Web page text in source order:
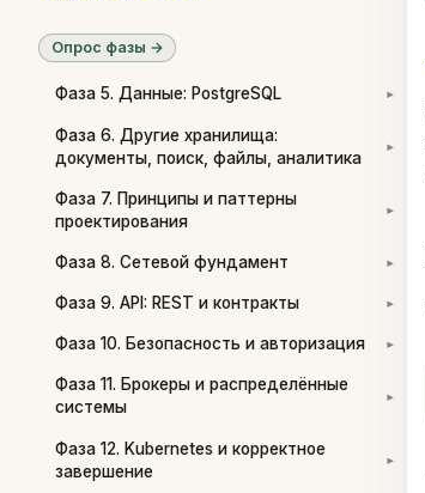
Опрос фазы →
Фаза 5. Данные: PostgreSQL ▾
Фаза 6. Другие хранилища:
документы, поиск, файлы, аналитика
▾
Фаза 7. Принципы и паттерны
проектирования
▾
Фаза 8. Сетевой фундамент ▾
Фаза 9. API: REST и контракты ▾
Фаза 10. Безопасность и авторизация ▾
Фаза 11. Брокеры и распределённые
системы
▾
Фаза 12. Kubernetes и корректное
завершение
▾